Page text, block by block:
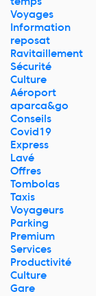
Voyages
Information
reposat
Ravitaillement
Sécurité
Culture
Aéroport
aparca&go
Conseils
Covid19
Express
Lavé
Offres
Tombolas
Taxis
Voyageurs
Parking
Premium
Services
Productivité
Culture
Gare